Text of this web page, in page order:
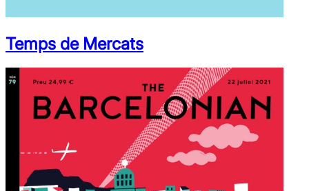
Temps de Mercats